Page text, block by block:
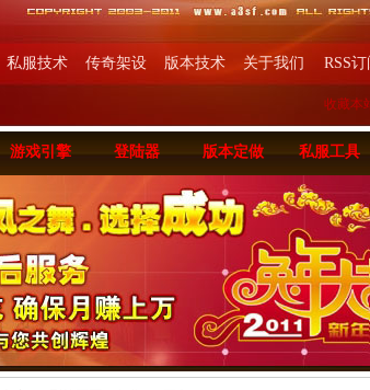
私服技术 传奇架设 版本技术 关于我们 RSS订
收藏本
游戏引擎 登陆器 版本定做 私服工具